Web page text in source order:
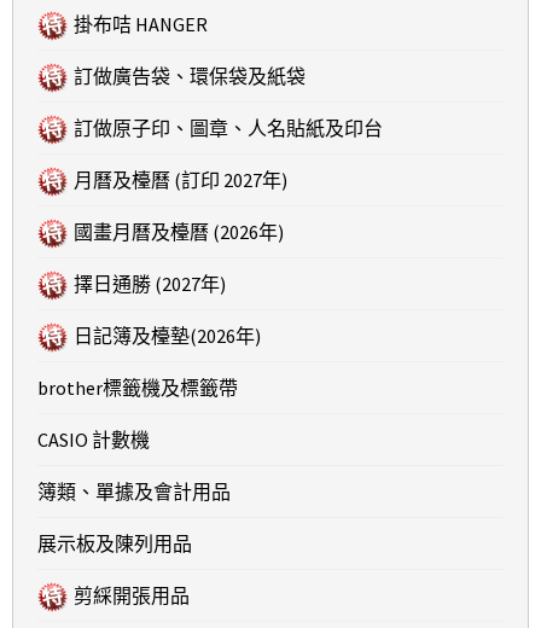
掛布咭 HANGER
訂做廣告袋、環保袋及紙袋
訂做原子印、圖章、人名貼紙及印台
月曆及檯曆 (訂印 2027年)
國畫月曆及檯曆 (2026年)
擇日通勝 (2027年)
日記簿及檯墊(2026年)
brother標籤機及標籤帶
CASIO 計數機
簿類、單據及會計用品
展示板及陳列用品
剪綵開張用品